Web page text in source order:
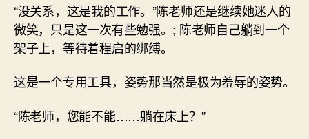
“没关系，这是我的工作。”陈老师还是继续她迷人的
微笑，只是这一次有些勉强。; 陈老师自己躺到一个
架子上，等待着程启的绑缚。
这是一个专用工具，姿势那当然是极为羞辱的姿势。
“陈老师，您能不能……躺在床上？”